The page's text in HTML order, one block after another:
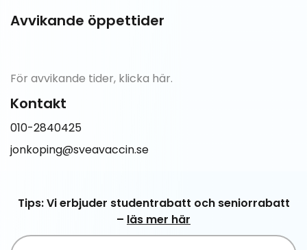
Kontakt
010-2840425
jonkoping@sveavaccin.se
Avvikande öppettider
För avvikande tider, klicka här.
Tips: Vi erbjuder studentrabatt och seniorrabatt
– läs mer här